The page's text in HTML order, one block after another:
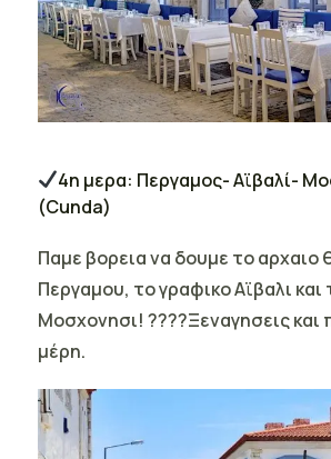
4η μερα: Περγαμος- Αϊβαλί-
(Cunda)
Παμε βορεια να δουμε το αρχαιο
Περγαμου, το γραφικο Αϊβαλι
Μοσχονησι! ????Ξεναγησεις και
μέρη.